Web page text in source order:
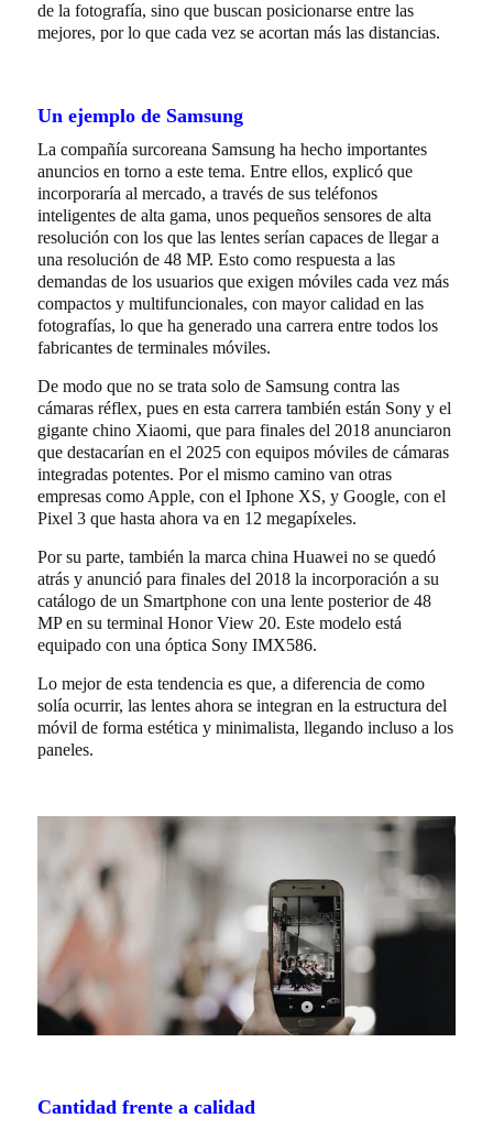
de la fotografía, sino que buscan posicionarse entre las
mejores, por lo que cada vez se acortan más las distancias.
Un ejemplo de Samsung
La compañía surcoreana Samsung ha hecho importantes
anuncios en torno a este tema. Entre ellos, explicó que
incorporaría al mercado, a través de sus teléfonos
inteligentes de alta gama, unos pequeños sensores de alta
resolución con los que las lentes serían capaces de llegar a
una resolución de 48 MP. Esto como respuesta a las
demandas de los usuarios que exigen móviles cada vez más
compactos y multifuncionales, con mayor calidad en las
fotografías, lo que ha generado una carrera entre todos los
fabricantes de terminales móviles.
De modo que no se trata solo de Samsung contra las
cámaras réflex, pues en esta carrera también están Sony y el
gigante chino Xiaomi, que para finales del 2018 anunciaron
que destacarían en el 2025 con equipos móviles de cámaras
integradas potentes. Por el mismo camino van otras
empresas como Apple, con el Iphone XS, y Google, con el
Pixel 3 que hasta ahora va en 12 megapíxeles.
Por su parte, también la marca china Huawei no se quedó
atrás y anunció para finales del 2018 la incorporación a su
catálogo de un Smartphone con una lente posterior de 48
MP en su terminal Honor View 20. Este modelo está
equipado con una óptica Sony IMX586.
Lo mejor de esta tendencia es que, a diferencia de como
solía ocurrir, las lentes ahora se integran en la estructura del
móvil de forma estética y minimalista, llegando incluso a los
paneles.
Cantidad frente a calidad